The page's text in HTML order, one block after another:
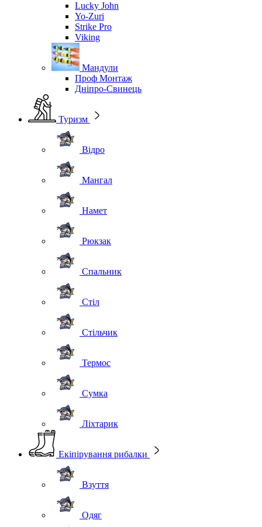
Lucky John
Yo-Zuri
Strike Pro
Viking
Мандули
Проф Монтаж
Дніпро-Свинець
Туризм
Відро
Мангал
Намет
Рюкзак
Спальник
Стіл
Стільчик
Термос
Сумка
Ліхтарик
Екіпірування рибалки
Взуття
Одяг